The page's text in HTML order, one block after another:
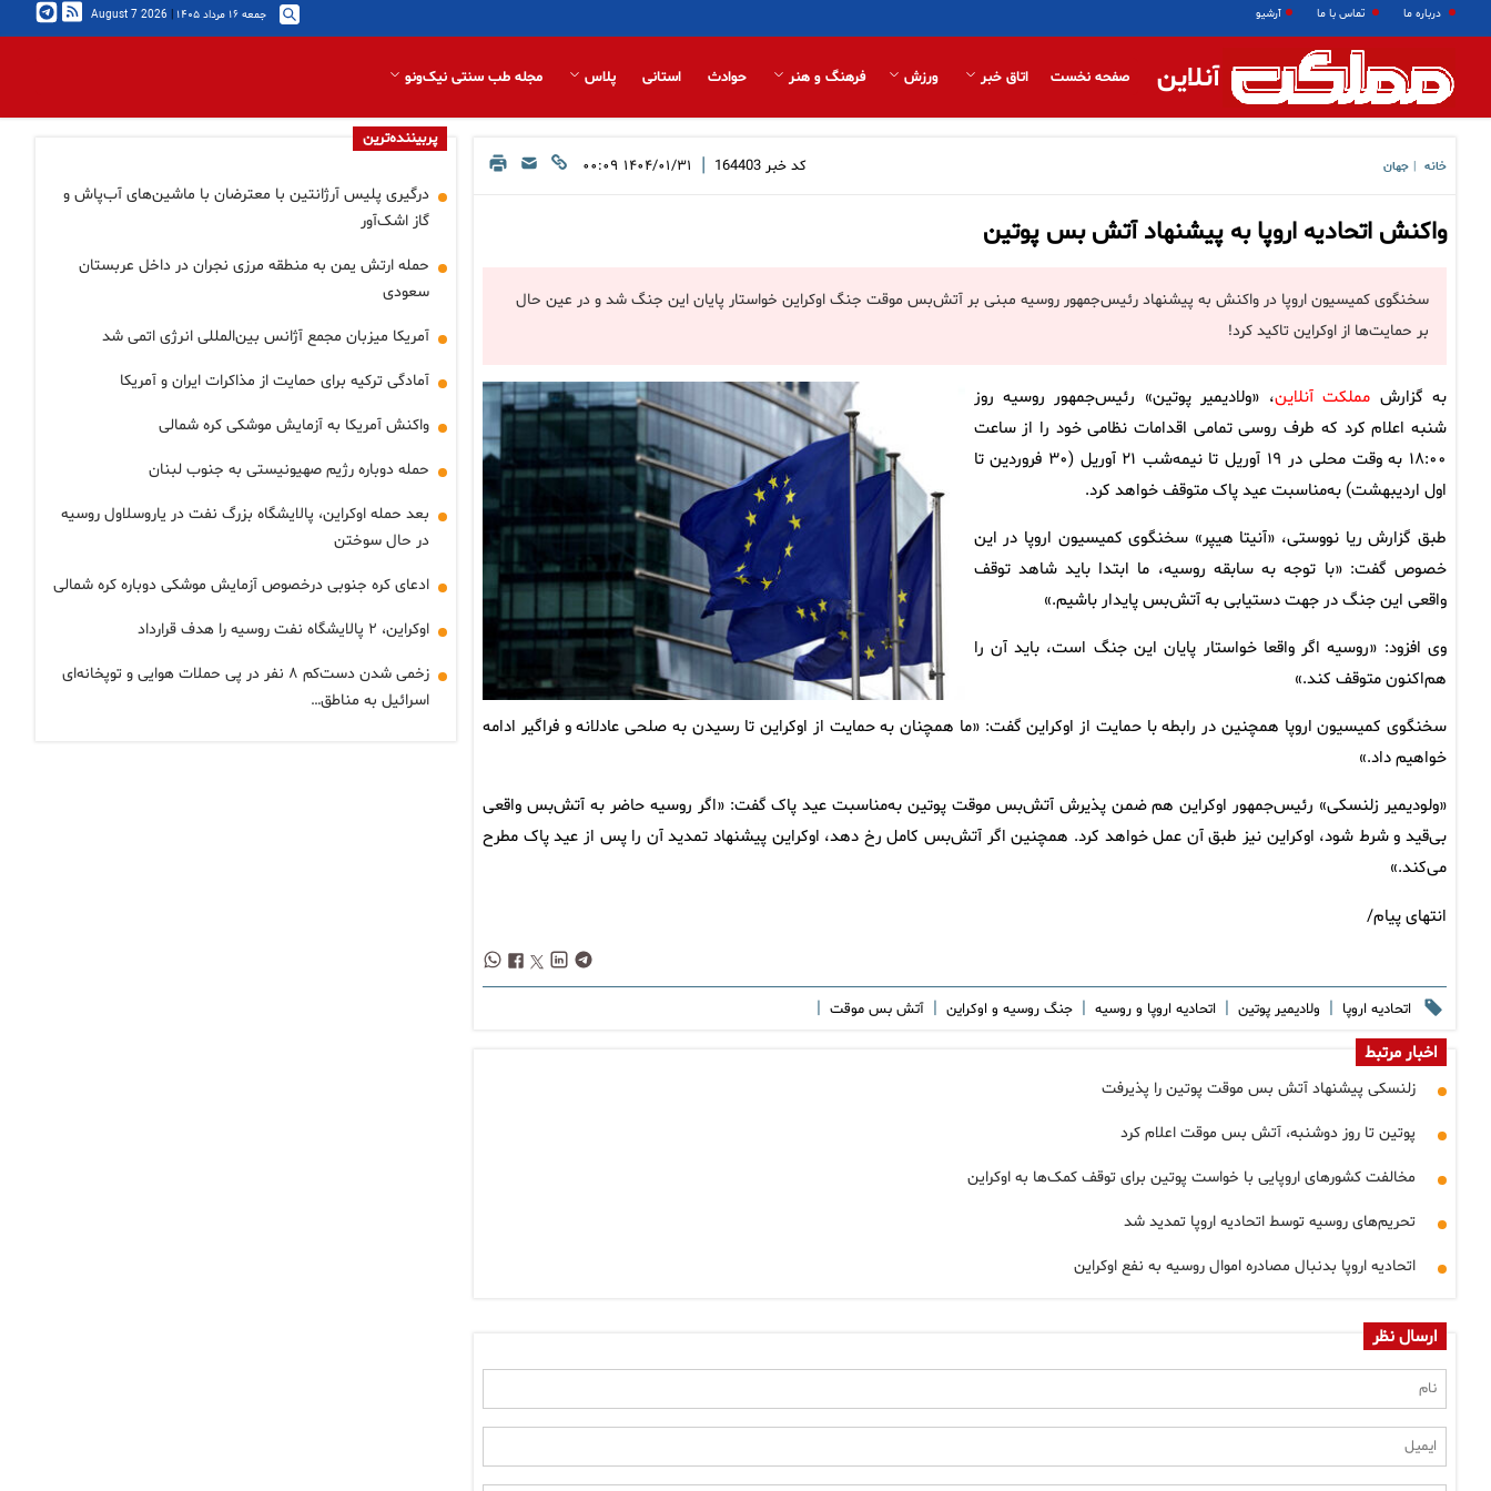
درباره ما تماس با ما آرشیو جمعه ۱۶ مرداد ۱۴۰۵ |
2026 August 7
آنلاین صفحه نخست اتاق خبر ورزش فرهنگ و هنر حوادث استانی پلاس مجله طب سنتی نیک‌ونو
خانه جهان کد خبر 164403
| ۱۴۰۴/۰۱/۳۱ ۰۰:۰۹
واکنش اتحادیه اروپا به پیشنهاد آتش بس پوتین
سخنگوی کمیسیون اروپا در واکنش به پیشنهاد رئیس‌جمهور روسیه مبنی بر آتش‌بس موقت جنگ اوکراین خواستار پایان این جنگ شد و در عین حال
بر حمایت‌ها از اوکراین تاکید کرد!
به گزارش مملکت آنلاین، «ولادیمیر پوتین» رئیس‌جمهور روسیه روز
شنبه اعلام کرد که طرف روسی تمامی اقدامات نظامی خود را از ساعت
۱۸:۰۰ به وقت محلی در ۱۹ آوریل تا نیمه‌شب ۲۱ آوریل (۳۰ فروردین تا
اول اردیبهشت) به‌مناسبت عید پاک متوقف خواهد کرد.
طبق گزارش ریا نووستی، «آنیتا هیپر» سخنگوی کمیسیون اروپا در این
خصوص گفت: «با توجه به سابقه روسیه، ما ابتدا باید شاهد توقف
واقعی این جنگ در جهت دستیابی به آتش‌بس پایدار باشیم.»
وی افزود: «روسیه اگر واقعا خواستار پایان این جنگ است، باید آن را
هم‌اکنون متوقف کند.»
سخنگوی کمیسیون اروپا همچنین در رابطه با حمایت از اوکراین گفت: «ما همچنان به حمایت از اوکراین تا رسیدن به صلحی عادلانه و فراگیر ادامه
خواهیم داد.»
«ولودیمیر زلنسکی» رئیس‌جمهور اوکراین هم ضمن پذیرش آتش‌بس موقت پوتین به‌مناسبت عید پاک گفت: «اگر روسیه حاضر به آتش‌بس واقعی
بی‌قید و شرط شود، اوکراین نیز طبق آن عمل خواهد کرد. همچنین اگر آتش‌بس کامل رخ دهد، اوکراین پیشنهاد تمدید آن را پس از عید پاک مطرح
می‌کند.»
انتهای پیام/
اتحادیه اروپا | ولادیمیر پوتین | اتحادیه اروپا و روسیه | جنگ روسیه و اوکراین | آتش بس موقت |
اخبار مرتبط
زلنسکی پیشنهاد آتش بس موقت پوتین را پذیرفت
پوتین تا روز دوشنبه، آتش بس موقت اعلام کرد
مخالفت کشورهای اروپایی با خواست پوتین برای توقف کمک‌ها به اوکراین
تحریم‌های روسیه توسط اتحادیه اروپا تمدید شد
اتحادیه اروپا بدنبال مصادره اموال روسیه به نفع اوکراین
ارسال نظر
پربیننده‌ترین
درگیری پلیس آرژانتین با معترضان با ماشین‌های آب‌پاش و
گاز اشک‌آور
حمله ارتش یمن به منطقه مرزی نجران در داخل عربستان
سعودی
آمریکا میزبان مجمع آژانس بین‌المللی انرژی اتمی شد
آمادگی ترکیه برای حمایت از مذاکرات ایران و آمریکا
واکنش آمریکا به آزمایش موشکی کره شمالی
حمله دوباره رژیم صهیونیستی به جنوب لبنان
بعد حمله اوکراین، پالایشگاه بزرگ نفت در یاروسلاول روسیه
در حال سوختن
ادعای کره جنوبی درخصوص آزمایش موشکی دوباره کره شمالی
اوکراین، ۲ پالایشگاه نفت روسیه را هدف قرارداد
زخمی شدن دست‌کم ۸ نفر در پی حملات هوایی و توپخانه‌ای
اسرائیل به مناطق…